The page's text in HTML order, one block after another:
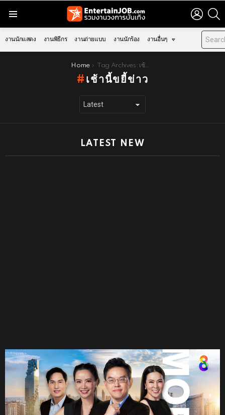
LOGIN
งานนักแสดง งานพิธีกร งานถ่ายแบบ งานนักร้อง งานอื่นๆ
Home Tag Archives: เช้านี้ขยี้ข่าว
เช้านี้ขยี้ข่าว
LATEST NEW